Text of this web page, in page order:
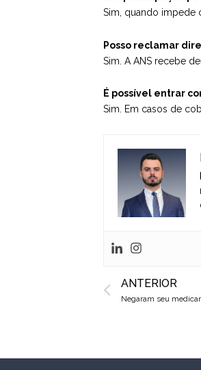
Sim, quando impede
Posso reclamar
Sim. A ANS recebe
É possível entrar
Sim. Em casos de
Prev
ANTERIOR
Negaram seu